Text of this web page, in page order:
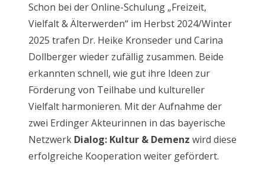
Schon bei der Online-Schulung „Freizeit,
Vielfalt & Älterwerden“ im Herbst 2024/Winter
2025 trafen Dr. Heike Kronseder und Carina
Dollberger wieder zufällig zusammen. Beide
erkannten schnell, wie gut ihre Ideen zur
Förderung von Teilhabe und kultureller
Vielfalt harmonieren. Mit der Aufnahme der
zwei Erdinger Akteurinnen in das bayerische
Netzwerk Dialog: Kultur & Demenz wird diese
erfolgreiche Kooperation weiter gefördert.